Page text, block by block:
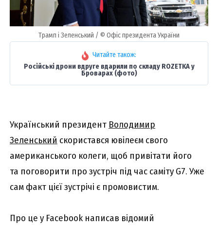
Трамп і Зеленський / © Офіс президента України
Читайте також:
Російські дрони вдруге вдарили по складу ROZETKA у
Броварах (фото)
Український президент Володимир
Зеленський скористався ювілеєм свого
американського колеги, щоб привітати його
та поговорити про зустріч під час саміту G7. Уже
сам факт цієї зустрічі є промовистим.
Про це у Facebook написав відомий